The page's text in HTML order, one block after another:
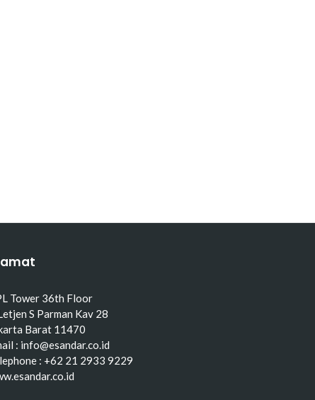
Tower 36th Floor
S Parman Kav 28
Barat 11470
: info@esandar.co.id
: +62 21 2933 9229